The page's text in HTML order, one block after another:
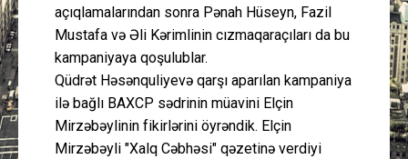
açıqlamalarından sonra Pənah Hüseyn, Fazil
Mustafa və Əli Kərimlinin cızmaqaraçıları da bu
kampaniyaya qoşulublar.
Qüdrət Həsənquliyevə qarşı aparılan kampaniya
ilə bağlı BAXCP sədrinin müavini Elçin
Mirzəbəylinin fikirlərini öyrəndik. Elçin
Mirzəbəyli "Xalq Cəbhəsi" qəzetinə verdiyi